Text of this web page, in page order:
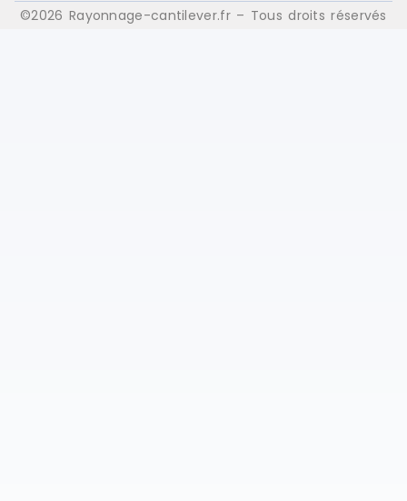
©2026 Rayonnage-cantilever.fr – Tous droits réservés